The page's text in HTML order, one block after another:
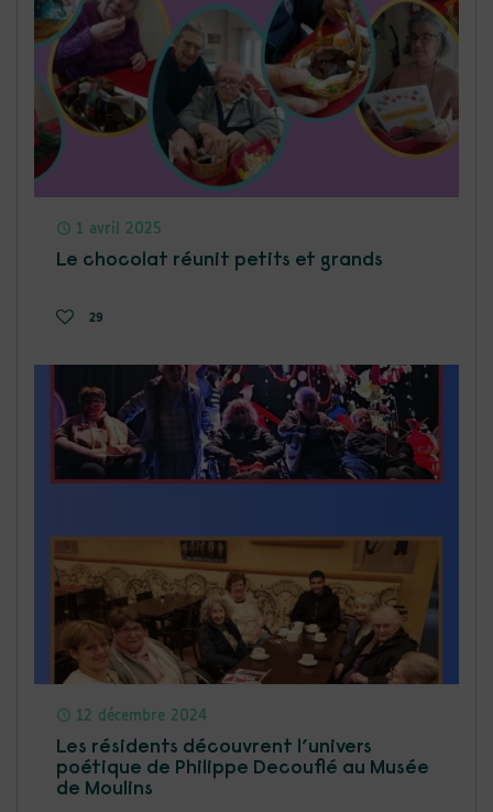
1 avril 2025
Le chocolat réunit petits et grands
29
12 décembre 2024
Les résidents découvrent l’univers
poétique de Philippe Decouflé au Musée
de Moulins